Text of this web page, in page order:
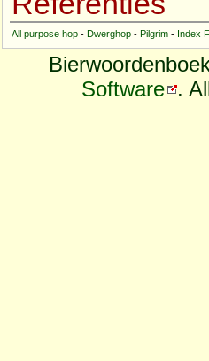
All purpose hop - Dwerghop - Pilgrim - Index F
Software .